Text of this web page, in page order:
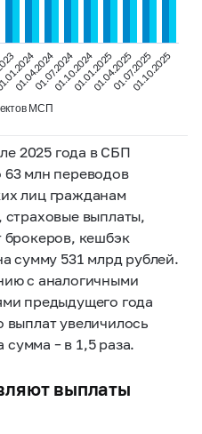
01.04.2024
01.07.2024
01.10.2024
01.01.2025
01.04.202501.07.2025
01.10.2025
МСП
2025 года в СБП
млн переводов
лиц гражданам
выплаты,
брокеров, кешбэк
сумму 531 млрд рублей.
с аналогичными
предыдущего года
выплат увеличилось
сумма – в 1,5 раза.
выплаты